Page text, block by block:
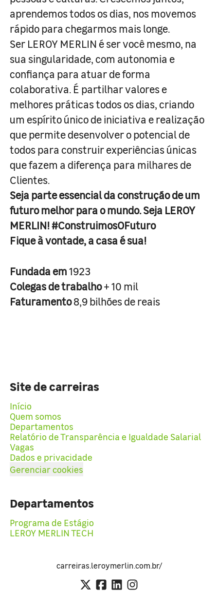
aprendemos todos os dias, nos movemos
rápido para chegarmos mais longe.
Ser LEROY MERLIN é ser você mesmo, na
sua singularidade, com autonomia e
confiança para atuar de forma
colaborativa. É partilhar valores e
melhores práticas todos os dias, criando
um espírito único de iniciativa e realização
que permite desenvolver o potencial de
todos para construir experiências únicas
que fazem a diferença para milhares de
Clientes.
Seja parte essencial da construção de um
futuro melhor para o mundo. Seja LEROY
MERLIN! #ConstruimosOFuturo
Fique à vontade, a casa é sua!
Fundada em1923
Colegas de trabalho+ 10 mil
Faturamento8,9 bilhões de reais
Site de carreiras
Início
Quem somos
Departamentos
Relatório de Transparência e Igualdade Salarial
Vagas
Dados e privacidade
Gerenciar cookies
Departamentos
Programa de Estágio
LEROY MERLIN TECH
carreiras.leroymerlin.com.br/